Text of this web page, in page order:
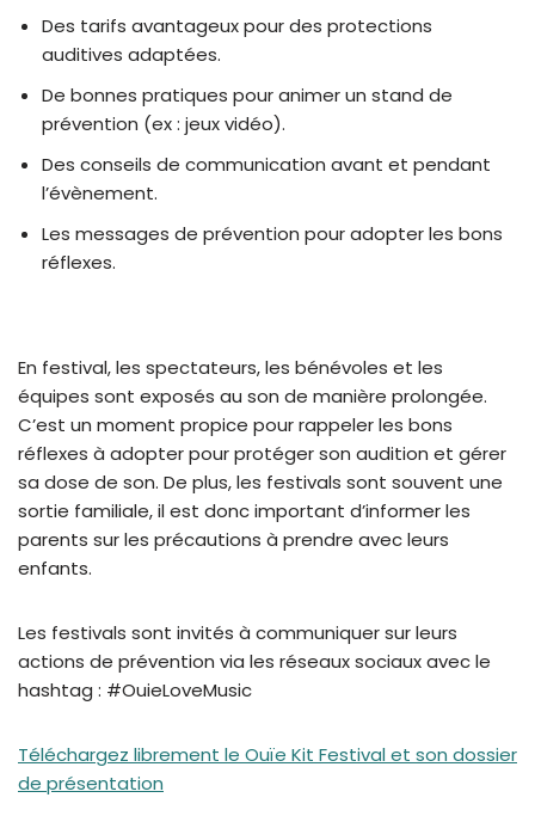
Des tarifs avantageux pour des protections
auditives adaptées.
De bonnes pratiques pour animer un stand de
prévention (ex : jeux vidéo).
Des conseils de communication avant et pendant
l’évènement.
Les messages de prévention pour adopter les bons
réflexes.
En festival, les spectateurs, les bénévoles et les
équipes sont exposés au son de manière prolongée.
C’est un moment propice pour rappeler les bons
réflexes à adopter pour protéger son audition et gérer
sa dose de son. De plus, les festivals sont souvent une
sortie familiale, il est donc important d’informer les
parents sur les précautions à prendre avec leurs
enfants.
Les festivals sont invités à communiquer sur leurs
actions de prévention via les réseaux sociaux avec le
hashtag : #OuieLoveMusic
Téléchargez librement le Ouïe Kit Festival et son dossier
de présentation